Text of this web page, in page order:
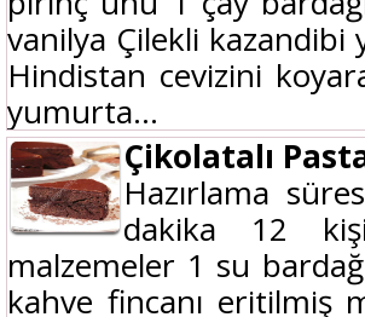
vanilya Çilekli kazandibi
Hindistan cevizini
yumurta...
Çikolatalı
Hazırlama
dakika 12
malzemeler 1 su
kahve fincanı eritilmiş